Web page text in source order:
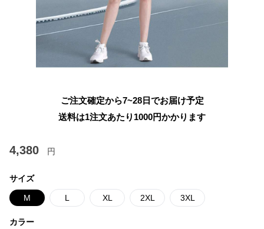
ご注文確定から7~28日でお届け予定
送料は1注文あたり 1000円かかります
4,380 円
サイズ
M L XL 2XL 3XL
カラー